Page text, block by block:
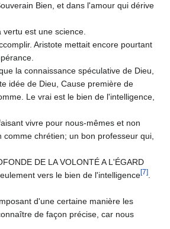
Bien, et dans l'a­mour qui dérive
est une science.
Aristote mettait encore pourtant
la connaissance spéculative de Dieu,
idée de Dieu, Cause pre­mière de
Le vrai est le bien de l'intelligence,
vivre pour nous-­mêmes et non
chrétien; un bon professeur qui,
DE LA VOLONTÉ A L'ÉGARD
vers le bien de l'intelli­gence[7]
d'une certaine manière les
de façon précise, car nous